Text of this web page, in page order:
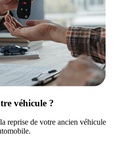
véhicule ?
reprise de votre ancien véhicule